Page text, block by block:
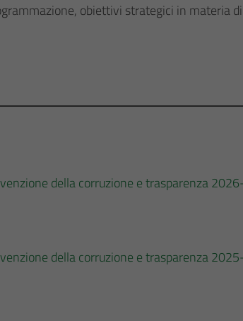
obiettivi strategici in materia
della corruzione e trasparenza
della corruzione e trasparenza